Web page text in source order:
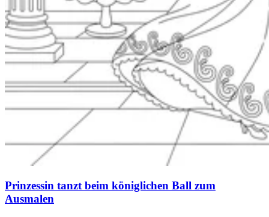
Prinzessin tanzt beim königlichen Ball zum
Ausmalen